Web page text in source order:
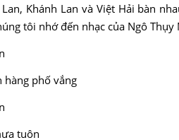
Khánh Lan và Việt Hải bàn
tôi nhớ đến nhạc của Ngô
hàng phố vắng
tuôn